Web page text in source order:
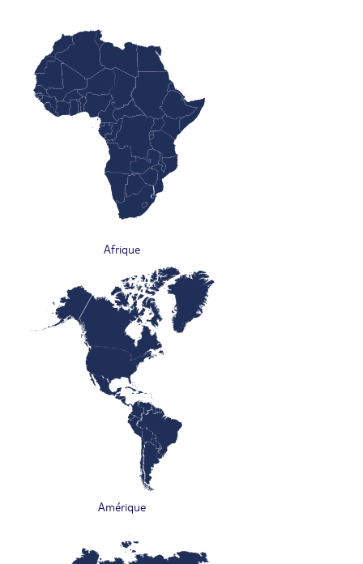
Afrique
Amérique